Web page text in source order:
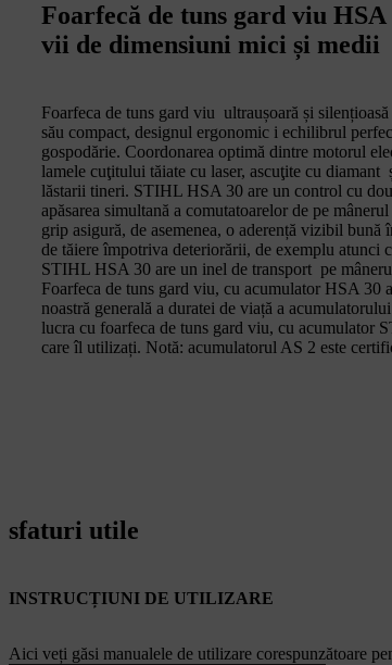
Foarfecă de tuns gard viu
vii de dimensiuni mici și medii
Foarfeca de tuns gard viu ultraușoară și
său compact, designul ergonomic i echilibrul
gospodărie. Coordonarea optimă dintre motorul
lamele cuţitului tăiate cu laser, ascuţite cu
lăstarii tineri. STIHL HSA 30 are un control cu
apăsarea simultană a comutatoarelor de pe
grip asigură, de asemenea, o aderență vizibil
de tăiere împotriva deteriorării, de exemplu atunci
STIHL HSA 30 are un inel de transport pe
Foarfeca de tuns gard viu, cu acumulator HSA
noastră generală a duratei de viață a
lucra cu foarfeca de tuns gard viu, cu acumulator
care îl utilizați. Notă: acumulatorul AS 2 este
sfaturi utile
INSTRUCȚIUNI DE UTILIZARE
Aici veți găsi manualele de utilizare corespunzătoare